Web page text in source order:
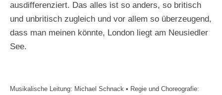
ausdifferenziert. Das alles ist so anders, so britisch
und unbritisch zugleich und vor allem so überzeugend,
dass man meinen könnte, London liegt am Neusiedler
See.
Musikalische Leitung: Michael Schnack • Regie und Choreografie: